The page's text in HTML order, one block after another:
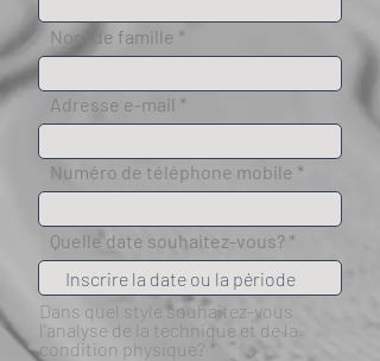
Nom de famille
Adresse e-mail
Numéro de téléphone mobile
Quelle date souhaitez-vous?
Dans quel style souhaitez-vous
l'analyse de la technique et de la
condition physique? *